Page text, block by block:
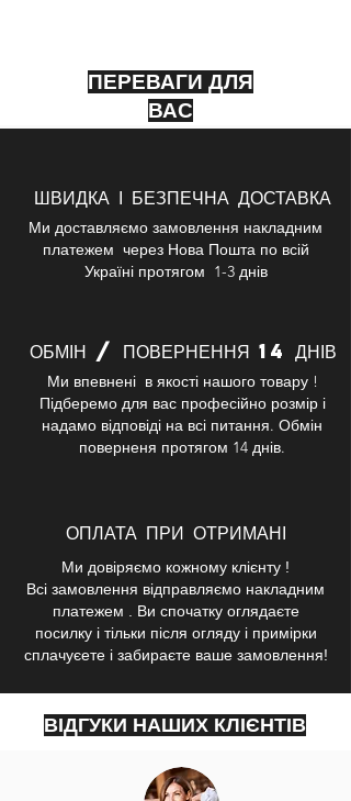
ПЕРЕВАГИ ДЛЯ
ВАС
ШВИДКА І БЕЗПЕЧНА ДОСТАВКА
Ми доставляємо замовлення накладним
платежем через Нова Пошта по всій
Україні протягом 1-3 днів
ОБМІН / ПОВЕРНЕННЯ 14 ДНІВ
Ми впевнені в якості нашого товару !
Підберемо для вас професійно розмір і
надамо відповіді на всі питання. Обмін
поверненя протягом 14 днів.
ОПЛАТА ПРИ ОТРИМАНІ
Ми довіряємо кожному клієнту !
Всі замовлення відправляємо накладним
платежем . Ви спочатку оглядаєте
посилку і тільки після огляду і примірки
сплачуєете і забираєте ваше замовлення!
ВІДГУКИ НАШИХ КЛІЄНТІВ